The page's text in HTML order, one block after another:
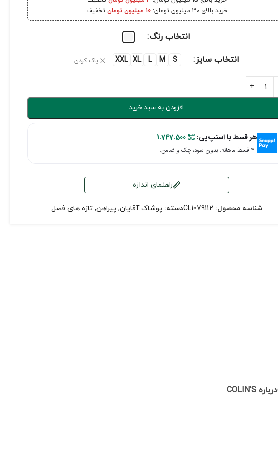
خرید بالای 30 میلیون تومان:
10 میلیون تومان تخفیف
انتخاب رنگ
انتخاب سایز S
M
L
XL
XXL پاک کردن
افزودن به سبد خرید
هر قسط با اسنپ‌پی: 1.747.500
۴ قسط ماهانه. بدون سود، چک و ضامن.
راهنمای اندازه
شناسه محصول: CL1079112دسته: پوشاک آقایان, پیراهن, تازه های فصل
درباره COLIN'S